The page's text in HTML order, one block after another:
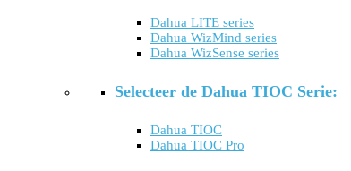
Dahua LITE series
Dahua WizMind series
Dahua WizSense series
Selecteer de Dahua TIOC Serie:
Dahua TIOC
Dahua TIOC Pro